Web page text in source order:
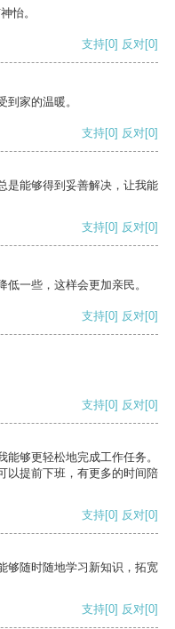
怡。
支持[0] 反对[0]
家的温暖。
支持[0] 反对[0]
是能够得到妥善解决，让我能
支持[0] 反对[0]
一些，这样会更加亲民。
支持[0] 反对[0]
支持[0] 反对[0]
够更轻松地完成工作任务。
以提前下班，有更多的时间陪
支持[0] 反对[0]
够随时随地学习新知识，拓宽
支持[0] 反对[0]